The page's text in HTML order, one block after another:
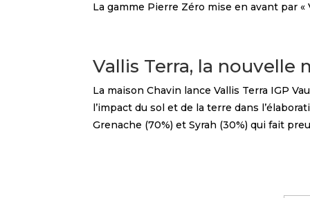
La gamme Pierre Zéro mise en avant par
Vallis Terra, la
La maison Chavin lance Vallis Terra IGP
l’impact du sol et de la terre dans
Grenache (70%) et Syrah (30%) qui fait